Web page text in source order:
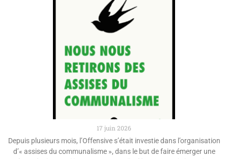
17 juin 2026
Depuis plusieurs mois, l’Offensive s’était investie dans l’organisation
d’« assises du communalisme », dans le but de faire émerger une